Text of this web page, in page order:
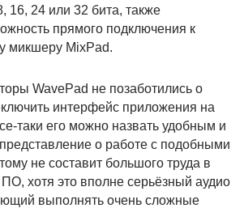
16, 24 или 32 бита, также
прямого подключения к
микшеру MixPad.
WavePad не позаботились о
интерфейс приложения на
таки его можно назвать удобным и
о работе с подобными
не составит большого труда в
хотя это вполне серьёзный аудио
выполнять очень сложные